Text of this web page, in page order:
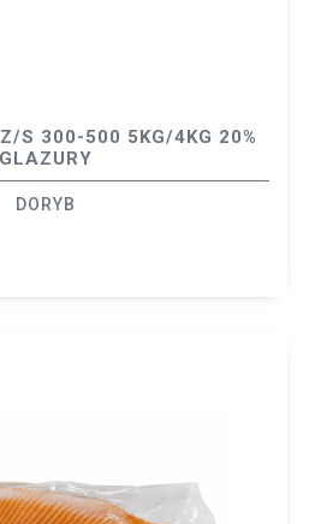
S 300-500 5KG/4KG 20%
GLAZURY
DORYB